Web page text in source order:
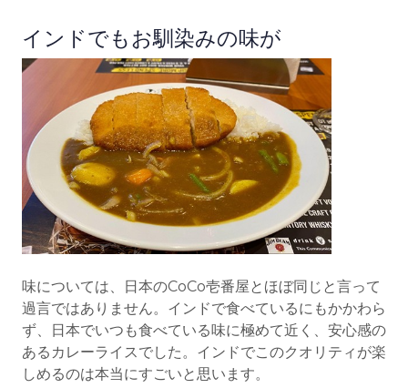
インドでもお馴染みの味が
味については、日本のCoCo壱番屋とほぼ同じと言って
過言ではありません。インドで食べているにもかかわら
ず、日本でいつも食べている味に極めて近く、安心感の
あるカレーライスでした。インドでこのクオリティが楽
しめるのは本当にすごいと思います。